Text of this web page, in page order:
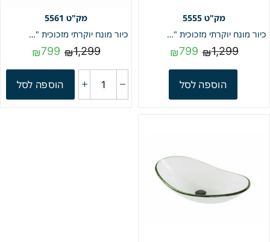
5555
כיור מונח יוקרתי מזכוכית "מחוסמת" 12 מ"מ | צבע טורקיז שקוף | מק"ט 5555
₪1,299
₪799
הוספה לסל
5561
כיור מונח יוקרתי מזכוכית "מחוסמת" 12 מ"מ | שחור מט | מק"ט 5561
₪1,299
₪799
הוספה לסל